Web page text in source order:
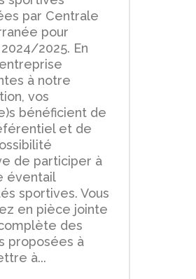
par Centrale
pour
2025. En
à notre
vos
bénéficient de
et de
de participer à
éventail
sportives. Vous
en pièce jointe
des
proposées à
à...